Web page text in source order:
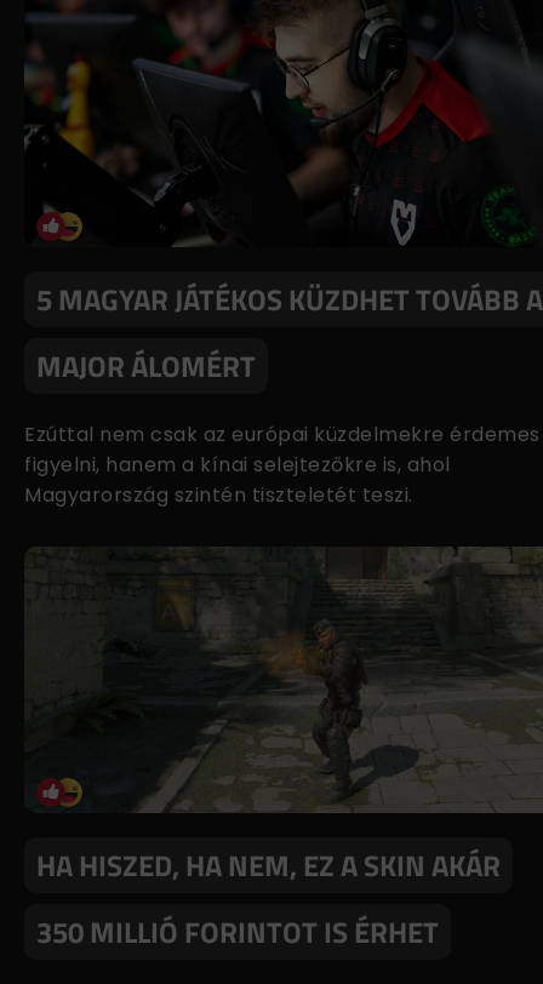
5 MAGYAR JÁTÉKOS KÜZDHET TOVÁBB A
MAJOR ÁLOMÉRT
Ezúttal nem csak az európai küzdelmekre érdemes
figyelni, hanem a kínai selejtezőkre is, ahol
Magyarország szintén tiszteletét teszi.
HA HISZED, HA NEM, EZ A SKIN AKÁR
350 MILLIÓ FORINTOT IS ÉRHET